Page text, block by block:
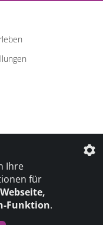
Ihre
für
Funktion.